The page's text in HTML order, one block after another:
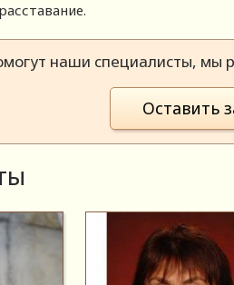
наши специалисты, мы
Оставить